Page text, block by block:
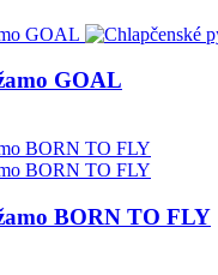
GOAL
BORN TO FLY